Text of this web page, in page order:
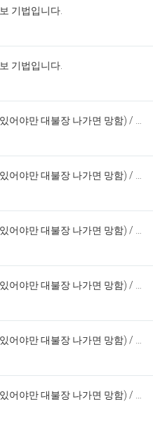
기법입니다.
기법입니다.